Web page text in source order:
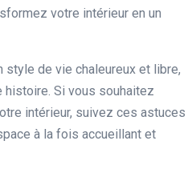
votre intérieur en un
style de vie chaleureux et libre,
histoire. Si vous souhaitez
intérieur, suivez ces astuces
à la fois accueillant et